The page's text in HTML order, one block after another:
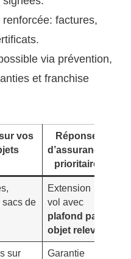
renforcée: factures,
via prévention,
et franchise
vos
Réponse
d’assurance
prioritaire
sacs de
Extension
vol avec
plafond par
objet relevé
sur
Garantie